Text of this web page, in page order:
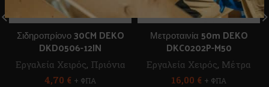
Σιδηροπρίονο 30CM DEKO
DKD0506-12IN
Εργαλεία Χειρός, Πριόνια
4,70 € + ΦΠΑ
Μετροταινία 50m DEKO
DKC0202P-M50
Εργαλεία Χειρός, Μέτρα
16,00 € + ΦΠΑ